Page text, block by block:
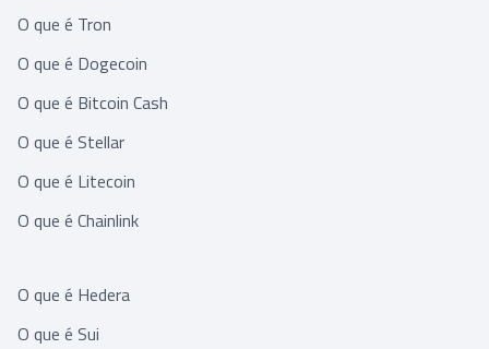
O que é Tron
O que é Dogecoin
O que é Bitcoin Cash
O que é Stellar
O que é Litecoin
O que é Chainlink
O que é Hedera
O que é Sui